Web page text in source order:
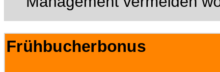
Frühbucherbonus